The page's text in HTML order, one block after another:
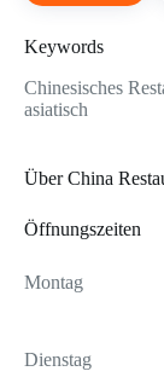
Keywords
Chinesisches
asiatisch
Über China
Öffnungszeiten
Montag
Dienstag